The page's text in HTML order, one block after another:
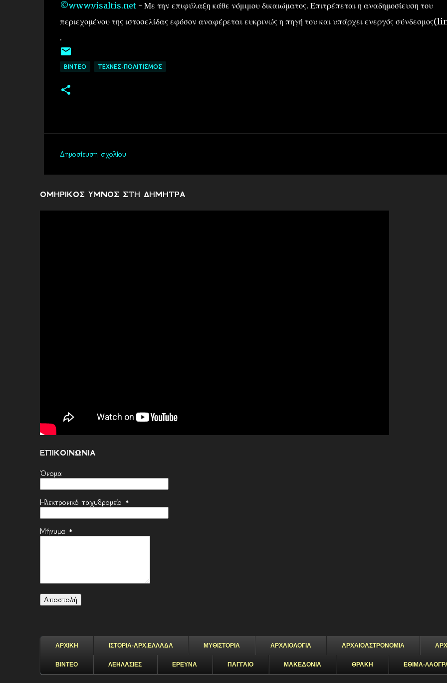
©www.visaltis.net- Με την επιφύλαξη κάθε νόμιμου δικαιώματος. Επιτρέπεται η αναδημοσίευση του
περιεχομένου της ιστοσελίδας εφόσον αναφέρεται ευκρινώς η πηγή του και υπάρχει ενεργός
.
ΒΙΝΤΕΟ ΤΕΧΝΕΣ-ΠΟΛΙΤΙΣΜΟΣ
ό
Δημοσίευση σχολίου
ΟΜΗΡΙΚΟΣ ΥΜΝΟΣ ΣΤΗ ΔΗΜΗΤΡΑ
ΕΠΙΚΟΙΝΩΝΙΑ
Όνομα
Ηλεκτρονικό ταχυδρομείο *
Μήνυμα *
ΑΡΧΙΚΗ ΙΣΤΟΡΙΑ-ΑΡΧ.ΕΛΛΑΔΑ ΜΥΘΙΣΤΟΡΙΑ ΑΡΧΑΙΟΛΟΓΙΑ ΑΡΧΑΙΟΑΣΤΡΟΝΟΜΙΑ
ΒΙΝΤΕΟ ΛΕΗΛΑΣΙΕΣ ΕΡΕΥΝΑ ΠΑΓΓΑΙΟ ΜΑΚΕΔΟΝΙΑ ΘΡΑΚΗ ΕΘΙΜΑ-